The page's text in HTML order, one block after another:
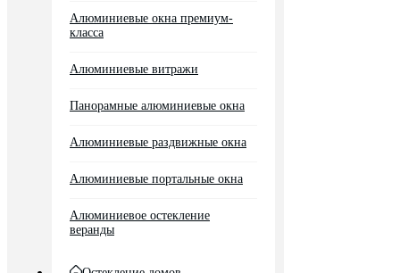
Алюминиевые окна премиум-
класса
Алюминиевые витражи
Панорамные алюминиевые окна
Алюминиевые раздвижные окна
Алюминиевые портальные окна
Алюминиевое остекление
веранды